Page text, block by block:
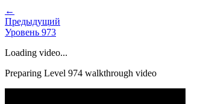
←
Предыдущий
Уровень 973
Loading video...
Preparing Level 974 walkthrough video